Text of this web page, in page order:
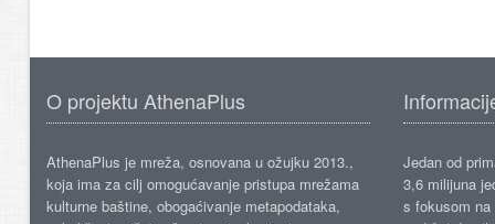
O projektu AthenaPlus
AthenaPlus je mreža, osnovana u ožujku 2013.,
koja ima za cilj omogućavanje pristupa mrežama
kulturne baštine, obogaćivanje metapodataka,
Jedan od
3,6 milijuna
s fokusom